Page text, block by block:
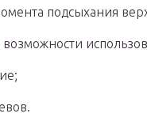
подсыхания